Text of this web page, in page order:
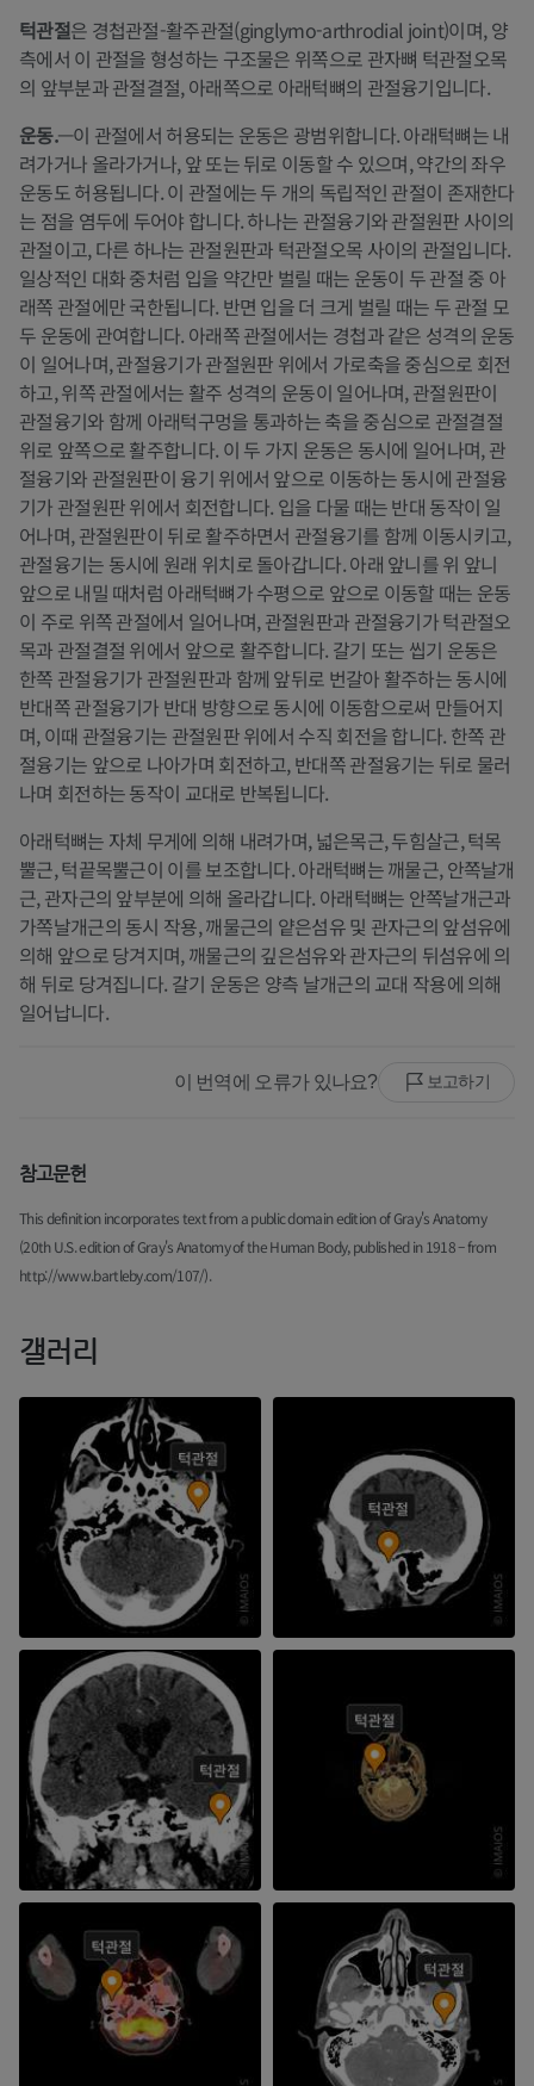
턱관절은 경첩관절-활주관절(ginglymo-arthrodial joint)이며, 양
측에서 이 관절을 형성하는 구조물은 위쪽으로 관자뼈 턱관절오목
의 앞부분과 관절결절, 아래쪽으로 아래턱뼈의 관절융기입니다.
운동.—이 관절에서 허용되는 운동은 광범위합니다. 아래턱뼈는 내
려가거나 올라가거나, 앞 또는 뒤로 이동할 수 있으며, 약간의 좌우
운동도 허용됩니다. 이 관절에는 두 개의 독립적인 관절이 존재한다
는 점을 염두에 두어야 합니다. 하나는 관절융기와 관절원판 사이의
관절이고, 다른 하나는 관절원판과 턱관절오목 사이의 관절입니다.
일상적인 대화 중처럼 입을 약간만 벌릴 때는 운동이 두 관절 중 아
래쪽 관절에만 국한됩니다. 반면 입을 더 크게 벌릴 때는 두 관절 모
두 운동에 관여합니다. 아래쪽 관절에서는 경첩과 같은 성격의 운동
이 일어나며, 관절융기가 관절원판 위에서 가로축을 중심으로 회전
하고, 위쪽 관절에서는 활주 성격의 운동이 일어나며, 관절원판이
관절융기와 함께 아래턱구멍을 통과하는 축을 중심으로 관절결절
위로 앞쪽으로 활주합니다. 이 두 가지 운동은 동시에 일어나며, 관
절융기와 관절원판이 융기 위에서 앞으로 이동하는 동시에 관절융
기가 관절원판 위에서 회전합니다. 입을 다물 때는 반대 동작이 일
어나며, 관절원판이 뒤로 활주하면서 관절융기를 함께 이동시키고,
관절융기는 동시에 원래 위치로 돌아갑니다. 아래 앞니를 위 앞니
앞으로 내밀 때처럼 아래턱뼈가 수평으로 앞으로 이동할 때는 운동
이 주로 위쪽 관절에서 일어나며, 관절원판과 관절융기가 턱관절오
목과 관절결절 위에서 앞으로 활주합니다. 갈기 또는 씹기 운동은
한쪽 관절융기가 관절원판과 함께 앞뒤로 번갈아 활주하는 동시에
반대쪽 관절융기가 반대 방향으로 동시에 이동함으로써 만들어지
며, 이때 관절융기는 관절원판 위에서 수직 회전을 합니다. 한쪽 관
절융기는 앞으로 나아가며 회전하고, 반대쪽 관절융기는 뒤로 물러
나며 회전하는 동작이 교대로 반복됩니다.
아래턱뼈는 자체 무게에 의해 내려가며, 넓은목근, 두힘살근, 턱목
뿔근, 턱끝목뿔근이 이를 보조합니다. 아래턱뼈는 깨물근, 안쪽날개
근, 관자근의 앞부분에 의해 올라갑니다. 아래턱뼈는 안쪽날개근과
가쪽날개근의 동시 작용, 깨물근의 얕은섬유 및 관자근의 앞섬유에
의해 앞으로 당겨지며, 깨물근의 깊은섬유와 관자근의 뒤섬유에 의
해 뒤로 당겨집니다. 갈기 운동은 양측 날개근의 교대 작용에 의해
일어납니다.
이 번역에 오류가 있나요? 보고하기
참고문헌
This definition incorporates text from a public domain edition of Gray's Anatomy
(20th U.S. edition of Gray's Anatomy of the Human Body, published in 1918 – from
http://www.bartleby.com/107/).
갤러리